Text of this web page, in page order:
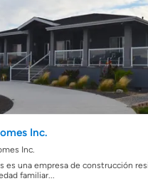
Inc.
Inc.
es una empresa de construcción
familiar...